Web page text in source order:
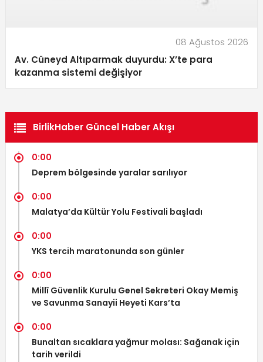
08 Ağustos 2026
Av. Cüneyd Altıparmak duyurdu: X’te para
kazanma sistemi değişiyor
BirlikHaber Güncel Haber Akışı
0:00
Deprem bölgesinde yaralar sarılıyor
0:00
Malatya’da Kültür Yolu Festivali başladı
0:00
YKS tercih maratonunda son günler
0:00
Millî Güvenlik Kurulu Genel Sekreteri Okay Memiş
ve Savunma Sanayii Heyeti Kars’ta
0:00
Bunaltan sıcaklara yağmur molası: Sağanak için
tarih verildi